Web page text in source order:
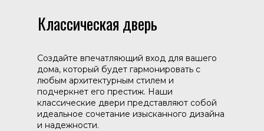
Создайте впечатляющий вход для вашего
дома, который будет гармонировать с
любым архитектурным стилем и
подчеркнет его престиж. Наши
классические двери представляют собой
идеальное сочетание изысканного дизайна
и надежности.
Классическая дверь